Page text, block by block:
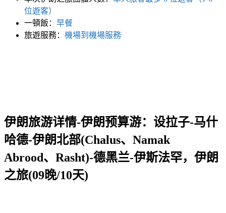
位遊客）
一頓飯： 早餐
旅遊服務： 機場到機場服務
伊朗旅游详情-伊朗预算游：设拉子-马什
哈德-伊朗北部(Chalus、Namak
Abrood、Rasht)-德黑兰-伊斯法罕，伊朗
之旅(09晚/10天)